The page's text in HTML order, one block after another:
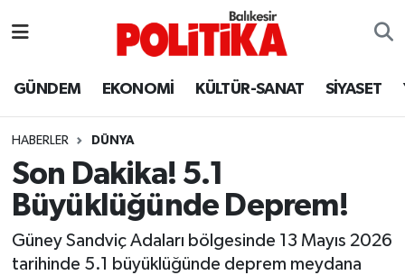
GÜNDEM EKONOMİ KÜLTÜR-SANAT SİYASET
HABERLER DÜNYA
Son Dakika! 5.1
Büyüklüğünde Deprem!
Güney Sandviç Adaları bölgesinde 13 Mayıs 2026
tarihinde 5.1 büyüklüğünde deprem meydana
Ayvalık
Balya
Bandırma
Bigadiç
Balıkesir Hava Durumu
Balıkesir Namaz Vakitleri
Balıkesir Trafik Yoğunluk Haritası
Süper Lig Puan Durumu ve Fikstür